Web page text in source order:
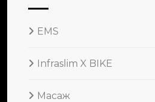
EMS
Infraslim X BIKE
Масаж